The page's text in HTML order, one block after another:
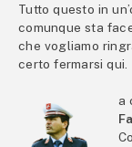
Tutto questo in
comunque sta
che vogliamo
certo fermarsi qui.
a